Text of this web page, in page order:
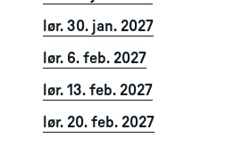
lør. 30. jan. 2027
lør. 6. feb. 2027
lør. 13. feb. 2027
lør. 20. feb. 2027